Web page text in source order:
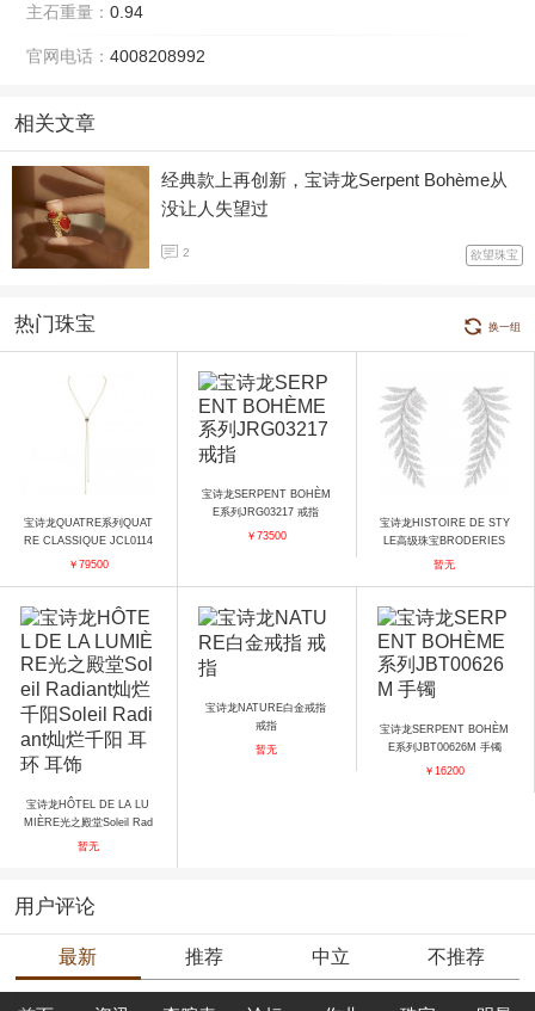
主石重量： 0.94
官网电话： 4008208992
相关文章
经典款上再创新，宝诗龙Serpent Bohème从
没让人失望过
2 欲望珠宝
热门珠宝 换一组
宝诗龙QUATRE系列QUAT
RE CLASSIQUE JCL0114
6 项链
￥79500
宝诗龙SERPENT BOHÈM
E系列JRG03217 戒指
￥73500
宝诗龙HISTOIRE DE STY
LE高级珠宝BRODERIES
胸针 胸针
暂无
宝诗龙HÔTEL DE LA LU
MIÈRE光之殿堂Soleil Rad
iant灿烂千阳Soleil Radiant
暂无
宝诗龙NATURE白金戒指
戒指
暂无
宝诗龙SERPENT BOHÈM
E系列JBT00626M 手镯
￥16200
用户评论
最新 推荐 中立 不推荐